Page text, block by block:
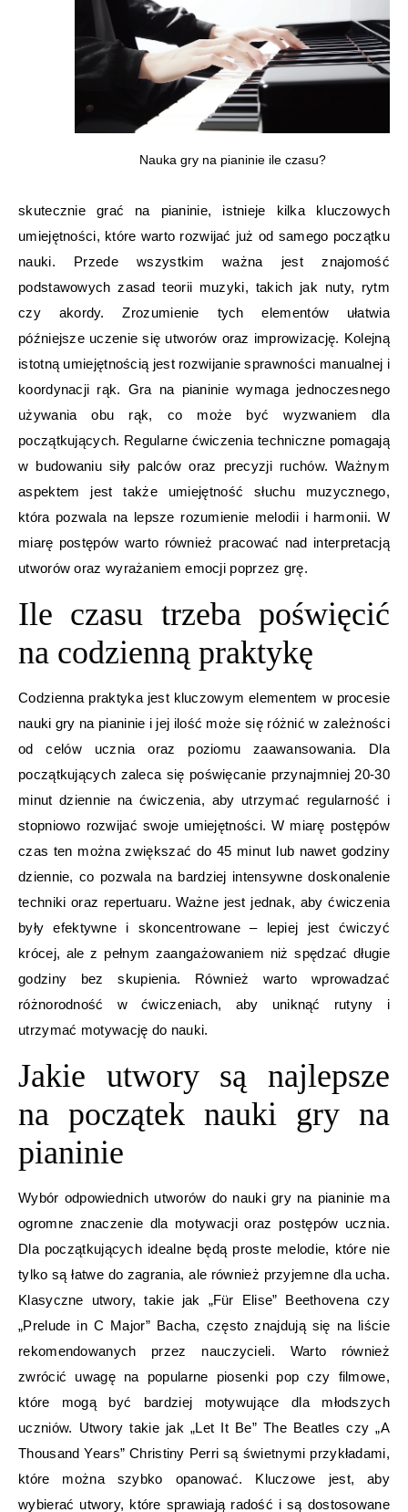
Nauka gry na pianinie ile czasu?
skutecznie grać na pianinie, istnieje kilka kluczowych
umiejętności, które warto rozwijać już od samego początku
nauki. Przede wszystkim ważna jest znajomość
podstawowych zasad teorii muzyki, takich jak nuty, rytm
czy akordy. Zrozumienie tych elementów ułatwia
późniejsze uczenie się utworów oraz improwizację. Kolejną
istotną umiejętnością jest rozwijanie sprawności manualnej i
koordynacji rąk. Gra na pianinie wymaga jednoczesnego
używania obu rąk, co może być wyzwaniem dla
początkujących. Regularne ćwiczenia techniczne pomagają
w budowaniu siły palców oraz precyzji ruchów. Ważnym
aspektem jest także umiejętność słuchu muzycznego,
która pozwala na lepsze rozumienie melodii i harmonii. W
miarę postępów warto również pracować nad interpretacją
utworów oraz wyrażaniem emocji poprzez grę.
Ile czasu trzeba poświęcić
na codzienną praktykę
Codzienna praktyka jest kluczowym elementem w procesie
nauki gry na pianinie i jej ilość może się różnić w zależności
od celów ucznia oraz poziomu zaawansowania. Dla
początkujących zaleca się poświęcanie przynajmniej 20-30
minut dziennie na ćwiczenia, aby utrzymać regularność i
stopniowo rozwijać swoje umiejętności. W miarę postępów
czas ten można zwiększać do 45 minut lub nawet godziny
dziennie, co pozwala na bardziej intensywne doskonalenie
techniki oraz repertuaru. Ważne jest jednak, aby ćwiczenia
były efektywne i skoncentrowane – lepiej jest ćwiczyć
krócej, ale z pełnym zaangażowaniem niż spędzać długie
godziny bez skupienia. Również warto wprowadzać
różnorodność w ćwiczeniach, aby uniknąć rutyny i
utrzymać motywację do nauki.
Jakie utwory są najlepsze
na początek nauki gry na
pianinie
Wybór odpowiednich utworów do nauki gry na pianinie ma
ogromne znaczenie dla motywacji oraz postępów ucznia.
Dla początkujących idealne będą proste melodie, które nie
tylko są łatwe do zagrania, ale również przyjemne dla ucha.
Klasyczne utwory, takie jak „Für Elise” Beethovena czy
„Prelude in C Major” Bacha, często znajdują się na liście
rekomendowanych przez nauczycieli. Warto również
zwrócić uwagę na popularne piosenki pop czy filmowe,
które mogą być bardziej motywujące dla młodszych
uczniów. Utwory takie jak „Let It Be” The Beatles czy „A
Thousand Years” Christiny Perri są świetnymi przykładami,
które można szybko opanować. Kluczowe jest, aby
wybierać utwory, które sprawiają radość i są dostosowane